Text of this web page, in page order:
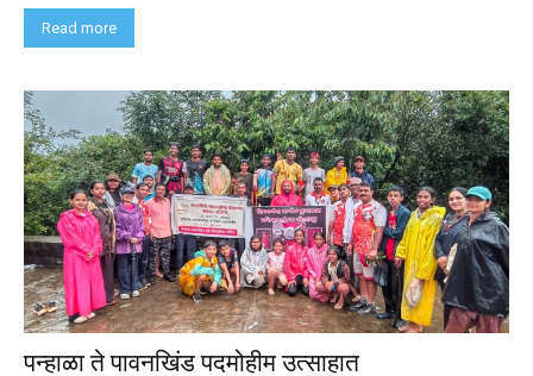
Read more
पन्हाळा ते पावनखिंड पदमोहीम उत्साहात